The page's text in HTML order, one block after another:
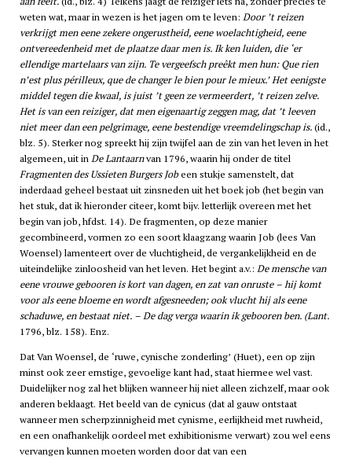
weten wat, maar in wezen is het jagen om te leven: Door ’t reizen
verkrijgt men eene zekere ongerustheid, eene woelachtigheid, eene
ontvereedenheid met de plaatze daar men is. Ik ken luiden, die ‘er
ellendige martelaars van zijn. Te vergeefsch preêkt men hun: Que rien
n’est plus périlleux, que de changer le bien pour le mieux.’ Het eenigste
middel tegen die kwaal, is juist ’t geen ze vermeerdert, ’t reizen zelve.
Het is van een reiziger, dat men eigenaartig zeggen mag, dat ’t leeven
niet meer dan een pelgrimage, eene bestendige vreemdelingschap is.(id.,
blz. 5). Sterker nog spreekt hij zijn twijfel aan de zin van het leven in het
algemeen, uit inDe Lantaarnvan 1796, waarin hij onder de titel
Fragmenten des Ussieten Burgers Jobeen stukje samenstelt, dat
inderdaad geheel bestaat uit zinsneden uit het boek job (het begin van
het stuk, dat ik hieronder citeer, komt bijv. letterlijk overeen met het
begin van job, hfdst. 14). De fragmenten, op deze manier
gecombineerd, vormen zo een soort klaagzang waarin Job (lees Van
Woensel) lamenteert over de vluchtigheid, de vergankelijkheid en de
uiteindelijke zinloosheid van het leven. Het begint a.v.: De mensche van
eene vrouwe gebooren is kort van dagen, en zat van onruste – hij komt
voor als eene bloeme en wordt afgesneeden; ook vlucht hij als eene
schaduwe, en bestaat niet. – De dag verga waarin ik gebooren ben. (Lant.
1796, blz. 158). Enz.
Dat Van Woensel, de ‘ruwe, cynische zonderling’ (Huet), een op zijn
minst ook zeer ernstige, gevoelige kant had, staat hiermee wel vast.
Duidelijker nog zal het blijken wanneer hij niet alleen zichzelf, maar ook
anderen beklaagt. Het beeld van de cynicus (dat al gauw ontstaat
wanneer men scherpzinnigheid met cynisme, eerlijkheid met ruwheid,
en een onafhankelijk oordeel met exhibitionisme verwart) zou wel eens
vervangen kunnen moeten worden door dat van een